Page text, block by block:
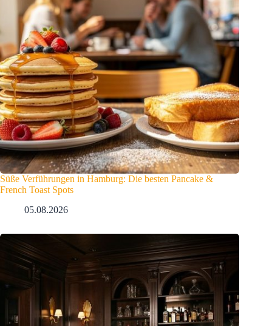
Süße Verführungen in Hamburg: Die besten Pancake &
French Toast Spots
05.08.2026